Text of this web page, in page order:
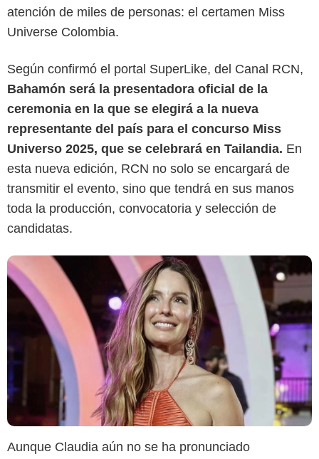
atención de miles de personas: el certamen Miss
Universe Colombia.
Según confirmó el portal SuperLike, del Canal RCN,
Bahamón será la presentadora oficial de la
ceremonia en la que se elegirá a la nueva
representante del país para el concurso Miss
Universo 2025, que se celebrará en Tailandia. En
esta nueva edición, RCN no solo se encargará de
transmitir el evento, sino que tendrá en sus manos
toda la producción, convocatoria y selección de
candidatas.
Publimetro
Aunque Claudia aún no se ha pronunciado